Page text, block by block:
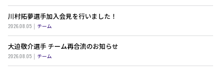
川村拓夢選手加入会見を行いました！
2026.08.05 チーム
大迫敬介選手 チーム再合流のお知らせ
2026.08.05 チーム